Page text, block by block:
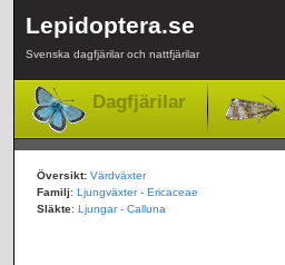
Lepidoptera.se
Svenska dagfjärilar och nattfjärilar
Dagfjärilar
Översikt: Värdväxter
Familj: Ljungväxter - Ericaceae
Släkte: Ljungar - Calluna